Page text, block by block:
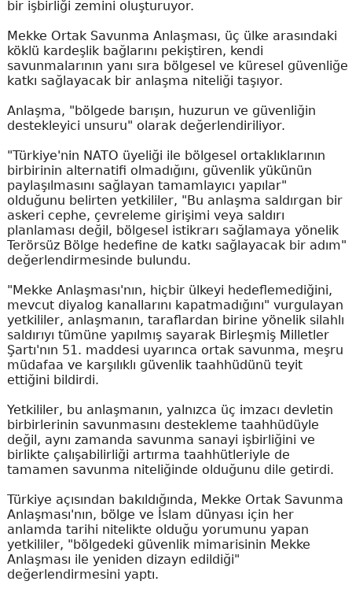
bir işbirliği zemini oluşturuyor.
Mekke Ortak Savunma Anlaşması, üç ülke arasındaki
köklü kardeşlik bağlarını pekiştiren, kendi
savunmalarının yanı sıra bölgesel ve küresel güvenliğe
katkı sağlayacak bir anlaşma niteliği taşıyor.
Anlaşma, "bölgede barışın, huzurun ve güvenliğin
destekleyici unsuru" olarak değerlendiriliyor.
"Türkiye'nin NATO üyeliği ile bölgesel ortaklıklarının
birbirinin alternatifi olmadığını, güvenlik yükünün
paylaşılmasını sağlayan tamamlayıcı yapılar"
olduğunu belirten yetkililer, "Bu anlaşma saldırgan bir
askeri cephe, çevreleme girişimi veya saldırı
planlaması değil, bölgesel istikrarı sağlamaya yönelik
Terörsüz Bölge hedefine de katkı sağlayacak bir adım"
değerlendirmesinde bulundu.
"Mekke Anlaşması'nın, hiçbir ülkeyi hedeflemediğini,
mevcut diyalog kanallarını kapatmadığını" vurgulayan
yetkililer, anlaşmanın, taraflardan birine yönelik silahlı
saldırıyı tümüne yapılmış sayarak Birleşmiş Milletler
Şartı'nın 51. maddesi uyarınca ortak savunma, meşru
müdafaa ve karşılıklı güvenlik taahhüdünü teyit
ettiğini bildirdi.
Yetkililer, bu anlaşmanın, yalnızca üç imzacı devletin
birbirlerinin savunmasını destekleme taahhüdüyle
değil, aynı zamanda savunma sanayi işbirliğini ve
birlikte çalışabilirliği artırma taahhütleriyle de
tamamen savunma niteliğinde olduğunu dile getirdi.
Türkiye açısından bakıldığında, Mekke Ortak Savunma
Anlaşması'nın, bölge ve İslam dünyası için her
anlamda tarihi nitelikte olduğu yorumunu yapan
yetkililer, "bölgedeki güvenlik mimarisinin Mekke
Anlaşması ile yeniden dizayn edildiği"
değerlendirmesini yaptı.